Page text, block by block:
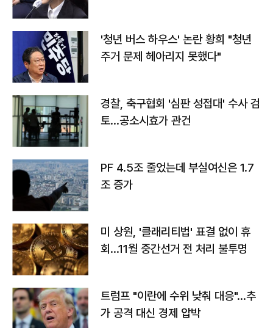
'청년 버스 하우스' 논란 황희 "청년
주거 문제 헤아리지 못했다"
경찰, 축구협회 '심판 성접대' 수사 검
토…공소시효가 관건
PF 4.5조 줄었는데 부실여신은 1.7
조 증가
미 상원, '클래리티법' 표결 없이 휴
회…11월 중간선거 전 처리 불투명
트럼프 "이란에 수위 낮춰 대응"…추
가 공격 대신 경제 압박